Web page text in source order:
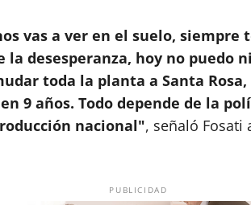
vas a ver en el suelo, siempre
desesperanza, hoy no puedo
toda la planta a Santa
9 años. Todo depende de la
nacional", señaló Fosati
PUBLICIDAD